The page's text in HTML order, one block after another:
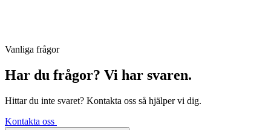
Vanliga frågor
Har du frågor? Vi har svaren.
Hittar du inte svaret? Kontakta oss så hjälper vi dig.
Kontakta oss